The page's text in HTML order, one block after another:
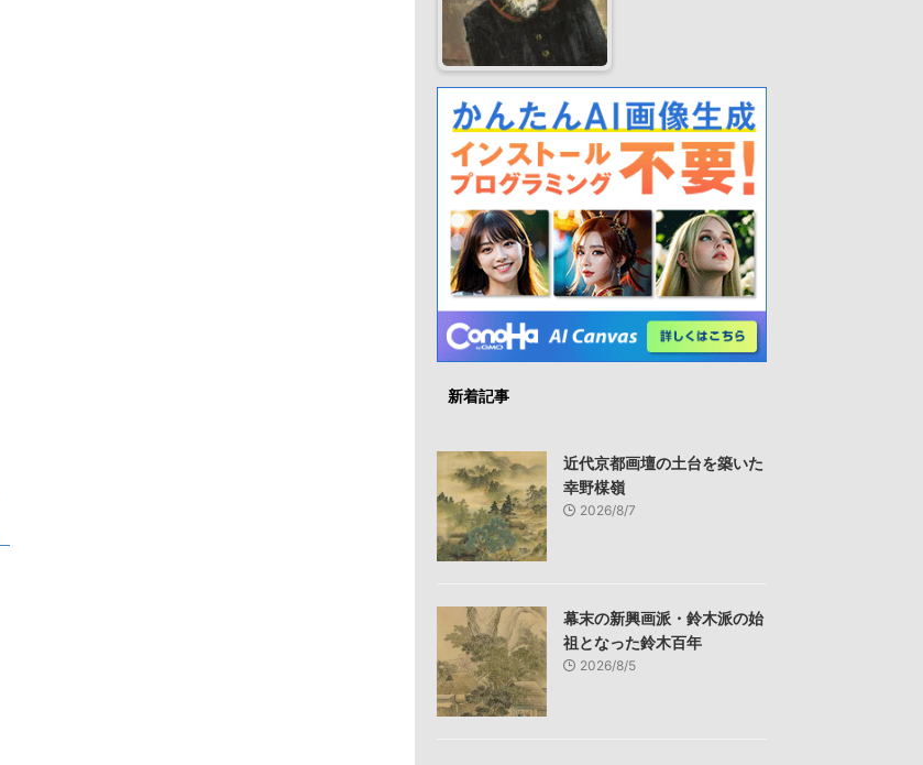
新着記事
近代京都画壇の土台を築いた
幸野楳嶺
2026/8/7
幕末の新興画派・鈴木派の始
祖となった鈴木百年
2026/8/5